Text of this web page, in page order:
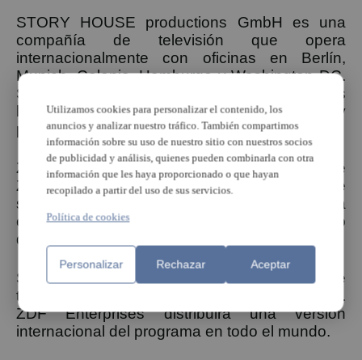
STORY HOUSE productions GmbH es una
compañía de televisión que opera
internacionalmente con oficinas en Berlín,
Munich, Colonia, Hamburgo y Washington DC.
STORY HOUSE está produciendo programas
históricos y de ficción para emisoras públicas y
privadas de todo el mundo.
ZDFinfo es un canal gratuito, propiedad de
ZDF, que es la segunda red de televisión de
servicio público alemana. El canal está
especializado en contenido factual como
documentales, reportajes, reportajes y noticias.
Según nos informan se supone que la serie se
transmitirá en ZDFinfo en el verano de 2020.
ZDF Enterprises distribuirá una versión
internacional del programa en todo el mundo.
Utilizamos cookies para personalizar el contenido, los
anuncios y analizar nuestro tráfico. También compartimos
información sobre su uso de nuestro sitio con nuestros socios
de publicidad y análisis, quienes pueden combinarla con otra
información que les haya proporcionado o que hayan
recopilado a partir del uso de sus servicios.
Política de cookies
Personalizar Rechazar Aceptar